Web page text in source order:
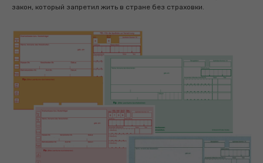
закон, который запретил жить в стране без страховки.